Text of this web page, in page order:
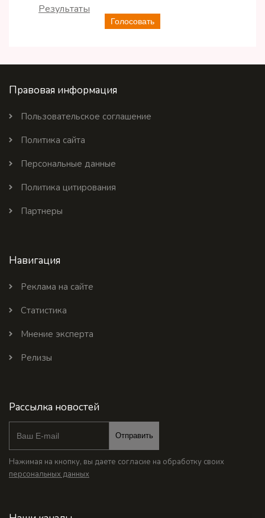
Голосовать
Результаты
Правовая информация
Пользовательское соглашение
Политика сайта
Персональные данные
Политика цитирования
Партнеры
Навигация
Реклама на сайте
Статистика
Мнение эксперта
Релизы
Рассылка новостей
Отправить
Нажимая на кнопку, вы даете согласие на обработку своих
персональных данных